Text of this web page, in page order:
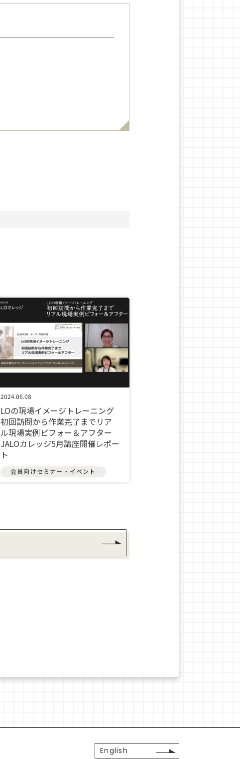
2024.06.08
LOの現場イメージトレーニング
初回訪問から作業完了までリア
ル現場実例ビフォー＆アフター
JALOカレッジ5月講座開催レポー
ト
会員向けセミナー・イベント
English